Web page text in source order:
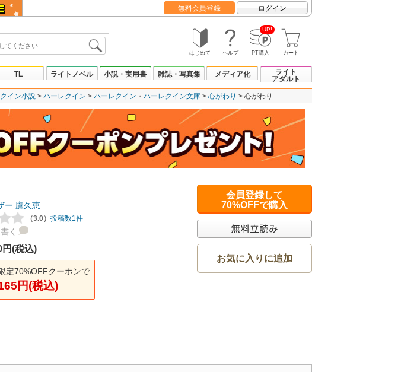
無料会員登録 ログイン
はじめて ヘルプ
UP!
PT購入 カート
TL ライトノベル 小説・実用書 雑誌・写真集 メディア化
ライト
アダルト
イン小説 ハーレクイン ハーレクイン ハーレクイン文庫 心がわり 心がわり
ー 鷹久恵
（3.0） 投稿数1件
く
(税込)
定70%OFFクーポンで
円(税込)
会員登録して
70%OFFで購入
お気に入りに追加